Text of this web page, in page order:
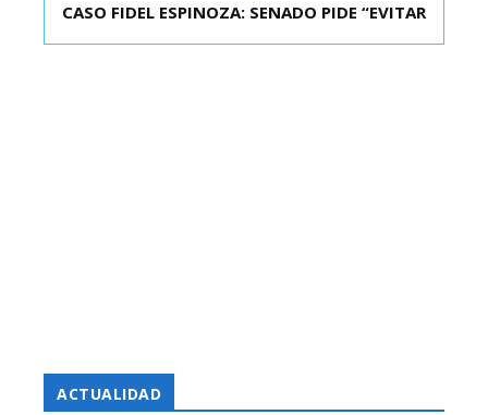
CASO FIDEL ESPINOZA: SENADO PIDE “EVITAR
TC ADMITE A TRÁMITE Y DECLARA ADMISIBLES
ACTUALIDAD